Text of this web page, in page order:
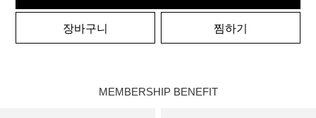
장바구니 찜하기
MEMBERSHIP BENEFIT